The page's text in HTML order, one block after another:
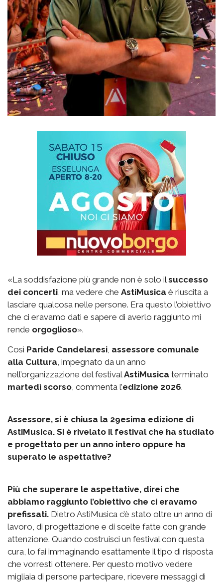
«La soddisfazione più grande non è solo il successo
dei concerti , ma vedere che AstiMusica è riuscita a
lasciare qualcosa nelle persone. Era questo l’obiettivo
che ci eravamo dati e sapere di averlo raggiunto mi
rende orgoglioso».
Così Paride Candelaresi assessore comunale
alla Cultura , impegnato da un anno
nell’organizzazione del festival AstiMusica terminato
martedì scorso , commenta l’edizione 2026.
Assessore, si è chiusa la 29esima edizione di
AstiMusica. Si è rivelato il festival che ha studiato
e progettato per un anno intero oppure ha
superato le aspettative?
Più che superare le aspettative, direi che
abbiamo raggiunto l’obiettivo che ci eravamo
prefissati. Dietro AstiMusica c’è stato oltre un anno di
lavoro, di progettazione e di scelte fatte con grande
attenzione. Quando costruisci un festival con questa
cura, lo fai immaginando esattamente il tipo di risposta
che vorresti ottenere. Per questo motivo vedere
migliaia di persone partecipare, ricevere messaggi di